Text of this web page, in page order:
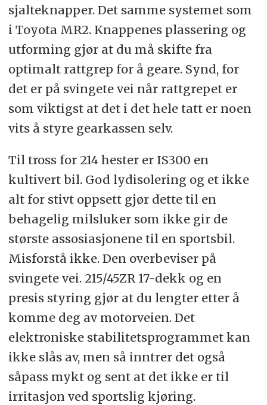
sjalteknapper. Det samme systemet som
i Toyota MR2. Knappenes plassering og
utforming gjør at du må skifte fra
optimalt rattgrep for å geare. Synd, for
det er på svingete vei når rattgrepet er
som viktigst at det i det hele tatt er noen
vits å styre gearkassen selv.
Til tross for 214 hester er IS300 en
kultivert bil. God lydisolering og et ikke
alt for stivt oppsett gjør dette til en
behagelig milsluker som ikke gir de
største assosiasjonene til en sportsbil.
Misforstå ikke. Den overbeviser på
svingete vei. 215/45ZR 17-dekk og en
presis styring gjør at du lengter etter å
komme deg av motorveien. Det
elektroniske stabilitetsprogrammet kan
ikke slås av, men så inntrer det også
såpass mykt og sent at det ikke er til
irritasjon ved sportslig kjøring.